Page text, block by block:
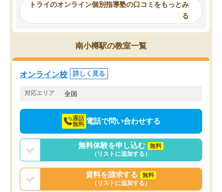
み、徐々に成績が上がったらいいなと
思っていました。何が今足りないのか
を的確に指導いただき、子どももびっ
くりするほど楽しんでやる気を持って
塾を受けています。狙い通り、少しず
つ成績も上がり、苦手意識も無くなっ
てきたので、さらに苦手な数学も追加
でお願いしました。来年の高校受験に
頂いて、とてもわかり
していました。一生を
スト、多少お金がかかっ
トライのオンライン個別指導塾の口コミをもっとみ
る
南小樽駅の教室一覧
オンライン校 詳しく見る
対応エリア 全国
通話
無料 電話で問い合わせする
無料体験を申し込む
無料
（リストに追加する）
資料を請求する
無料
（リストに追加する）